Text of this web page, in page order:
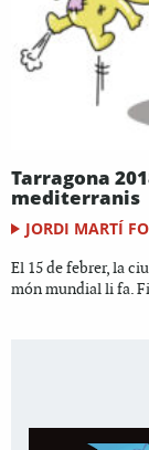
Tarragona
mediterranis
JORDI MARTÍ
El 15 de febrer, la
món mundial li fa.